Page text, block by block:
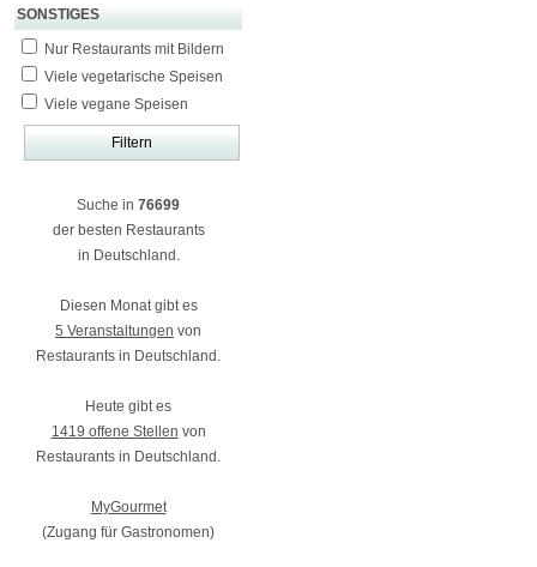
SONSTIGES
Nur Restaurants mit Bildern
Viele vegetarische Speisen
Viele vegane Speisen
Suche in 76699
der besten Restaurants
in Deutschland.
Diesen Monat gibt es
5 Veranstaltungen von
Restaurants in Deutschland.
Heute gibt es
1419 offene Stellen von
Restaurants in Deutschland.
MyGourmet
(Zugang für Gastronomen)